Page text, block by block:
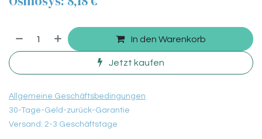
In den Warenkorb
Jetzt kaufen
Allgemeine Geschäftsbedingungen
30-Tage-Geld-zurück-Garantie
Versand: 2-3 Geschäftstage